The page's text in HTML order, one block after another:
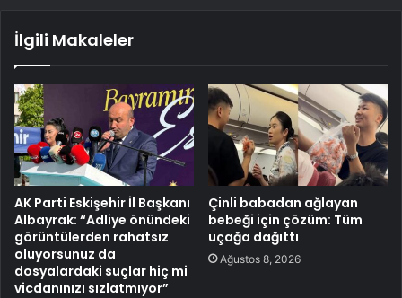
İlgili Makaleler
AK Parti Eskişehir İl Başkanı
Albayrak: “Adliye önündeki
görüntülerden rahatsız
oluyorsunuz da
dosyalardaki suçlar hiç mi
vicdanınızı sızlatmıyor”
Çinli babadan ağlayan
bebeği için çözüm: Tüm
uçağa dağıttı
Ağustos 8, 2026